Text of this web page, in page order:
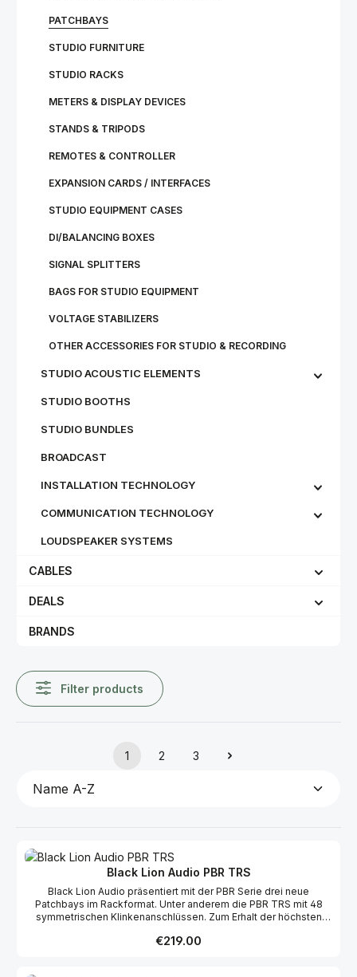
PATCHBAYS
STUDIO FURNITURE
STUDIO RACKS
METERS & DISPLAY DEVICES
STANDS & TRIPODS
REMOTES & CONTROLLER
EXPANSION CARDS / INTERFACES
STUDIO EQUIPMENT CASES
DI/BALANCING BOXES
SIGNAL SPLITTERS
BAGS FOR STUDIO EQUIPMENT
VOLTAGE STABILIZERS
OTHER ACCESSORIES FOR STUDIO & RECORDING
STUDIO ACOUSTIC ELEMENTS
STUDIO BOOTHS
STUDIO BUNDLES
BROADCAST
INSTALLATION TECHNOLOGY
COMMUNICATION TECHNOLOGY
LOUDSPEAKER SYSTEMS
CABLES
DEALS
BRANDS
Filter products
Page
1
Page
2
Page
3
Black Lion Audio PBR TRS
Black Lion Audio präsentiert mit der PBR Serie drei neue
Patchbays im Rackformat. Unter anderem die PBR TRS mit 48
symmetrischen Klinkenanschlüssen. Zum Erhalt der höchsten
klassischer Patchbays weitestmöglich optimiert. Mit ihrem
Regular price:
€219.00